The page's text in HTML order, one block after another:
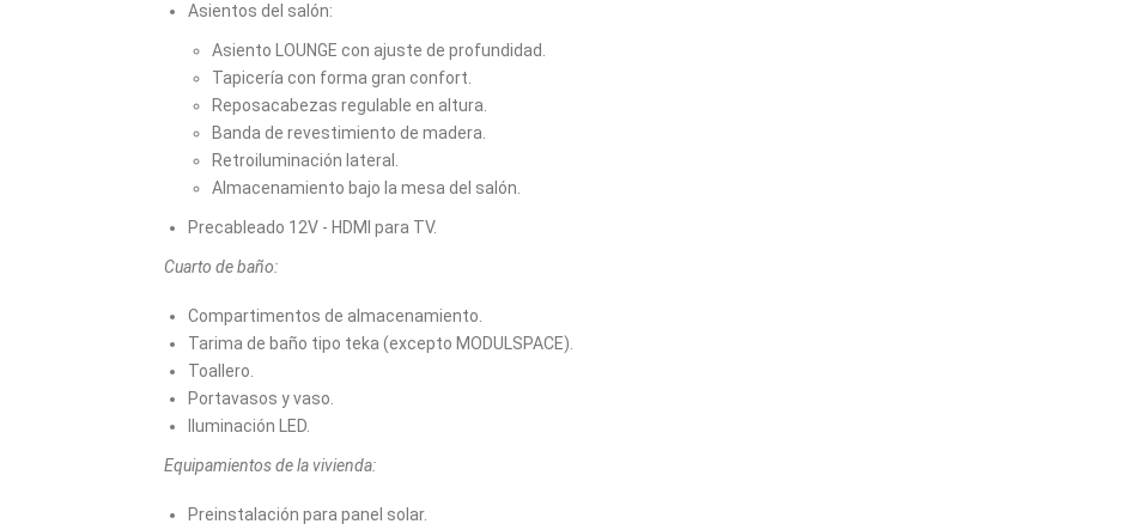
Asientos del salón:
Asiento LOUNGE con ajuste de profundidad.
Tapicería con forma gran confort.
Reposacabezas regulable en altura.
Banda de revestimiento de madera.
Retroiluminación lateral.
Almacenamiento bajo la mesa del salón.
Precableado 12V - HDMI para TV.
Cuarto de baño:
Compartimentos de almacenamiento.
Tarima de baño tipo teka (excepto MODULSPACE).
Toallero.
Portavasos y vaso.
Iluminación LED.
Equipamientos de la vivienda:
Preinstalación para panel solar.